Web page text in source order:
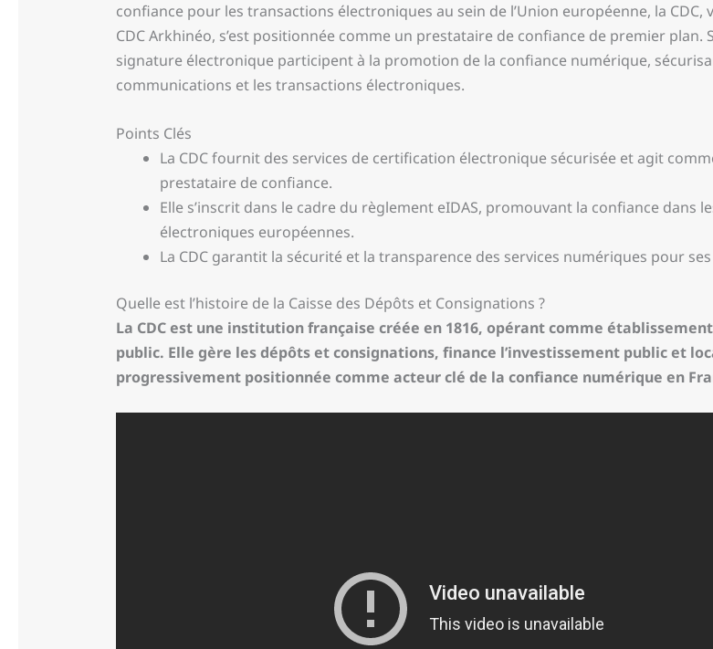
confiance pour les transactions électroniques au sein de l’Union européenne, la CDC,
CDC Arkhinéo, s’est positionnée comme un prestataire de confiance de premier plan.
signature électronique participent à la promotion de la confiance numérique,
communications et les transactions électroniques.
Points Clés
La CDC fournit des services de certification électronique sécurisée et agit
prestataire de confiance.
Elle s’inscrit dans le cadre du règlement eIDAS, promouvant la confiance dans
électroniques européennes.
La CDC garantit la sécurité et la transparence des services numériques pour
Quelle est l’histoire de la Caisse des Dépôts et Consignations ?
La CDC est une institution française créée en 1816, opérant comme
public. Elle gère les dépôts et consignations, finance l’investissement public et
progressivement positionnée comme acteur clé de la confiance numérique en